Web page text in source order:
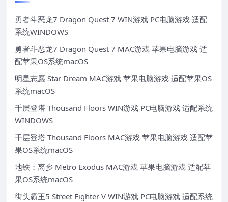
勇者斗恶龙7 Dragon Quest 7 WIN游戏 PC电脑游戏 适配
系统WINDOWS
勇者斗恶龙7 Dragon Quest 7 MAC游戏 苹果电脑游戏 适
配苹果OS系统macOS
明星志愿 Star Dream MAC游戏 苹果电脑游戏 适配苹果OS
系统macOS
千层登塔 Thousand Floors WIN游戏 PC电脑游戏 适配系统
WINDOWS
千层登塔 Thousand Floors MAC游戏 苹果电脑游戏 适配苹
果OS系统macOS
地铁：离乡 Metro Exodus MAC游戏 苹果电脑游戏 适配苹
果OS系统macOS
街头霸王5 Street Fighter V WIN游戏 PC电脑游戏 适配系统